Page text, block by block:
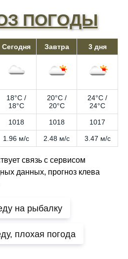
ПОГОДЫ
Сегодня Завтра 3 дня
18°C /
18°C
20°C /
20°C
24°C /
24°C
1018 1018 1017
1.96 м/с 2.48 м/с 3.47 м/с
связь с сервисом
данных, прогноз клева
на рыбалку
плохая погода